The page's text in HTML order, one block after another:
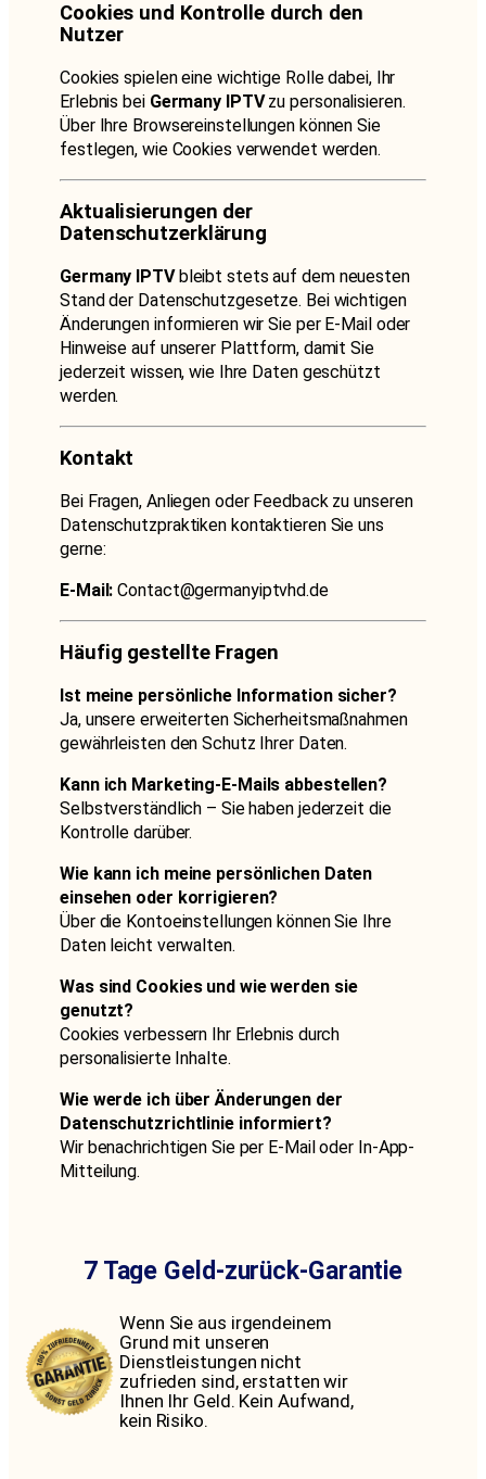
Cookies und Kontrolle durch den
Nutzer
Cookies spielen eine wichtige Rolle dabei, Ihr
Erlebnis bei Germany IPTVzu personalisieren.
Über Ihre Browsereinstellungen können Sie
festlegen, wie Cookies verwendet werden.
Aktualisierungen der
Datenschutzerklärung
Germany IPTVbleibt stets auf dem neuesten
Stand der Datenschutzgesetze. Bei wichtigen
Änderungen informieren wir Sie per E-Mail oder
Hinweise auf unserer Plattform, damit Sie
jederzeit wissen, wie Ihre Daten geschützt
werden.
Kontakt
Bei Fragen, Anliegen oder Feedback zu unseren
Datenschutzpraktiken kontaktieren Sie uns
gerne:
E-Mail:Contact@germanyiptvhd.de
Häufig gestellte Fragen
Ist meine persönliche Information sicher?
Ja, unsere erweiterten Sicherheitsmaßnahmen
gewährleisten den Schutz Ihrer Daten.
Kann ich Marketing-E-Mails abbestellen?
Selbstverständlich – Sie haben jederzeit die
Kontrolle darüber.
Wie kann ich meine persönlichen Daten
einsehen oder korrigieren?
Über die Kontoeinstellungen können Sie Ihre
Daten leicht verwalten.
Was sind Cookies und wie werden sie
genutzt?
Cookies verbessern Ihr Erlebnis durch
personalisierte Inhalte.
Wie werde ich über Änderungen der
Datenschutzrichtlinie informiert?
Wir benachrichtigen Sie per E-Mail oder In-App-
Mitteilung.
7 Tage Geld-zurück-Garantie
Wenn Sie aus irgendeinem
Grund mit unseren
Dienstleistungen nicht
zufrieden sind, erstatten wir
Ihnen Ihr Geld. Kein Aufwand,
kein Risiko.